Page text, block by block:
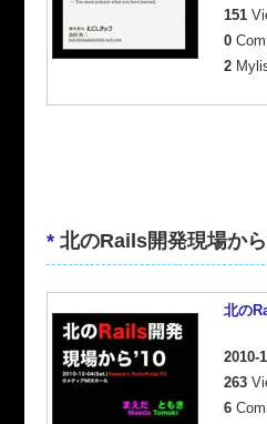
151
0
2
* 北のRails開発現場か
北の
2010-
263
6